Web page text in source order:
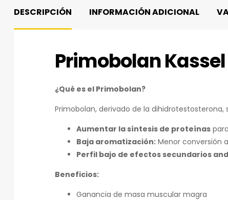
DESCRIPCIÓN INFORMACIÓN ADICIONAL
Primobolan
¿Qué es el Primobolan?
Primobolan, derivado de la
Aumentar la síntesis de proteínas
Baja aromatización: Menor conversión
Perfil bajo de efectos secundarios
Beneficios:
Ganancia de masa muscular magra